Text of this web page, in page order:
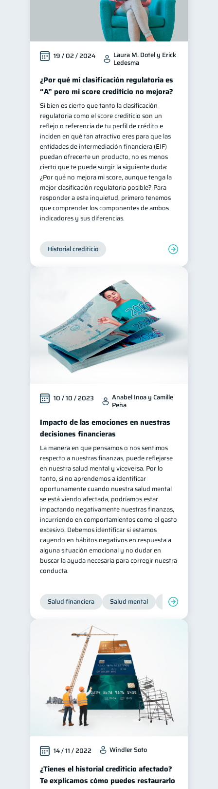
19 / 02 / 2024 Laura M. Dotel y Erick
Ledesma
¿Por qué mi clasificación regulatoria es
“A” pero mi score crediticio no mejora?
Si bien es cierto que tanto la clasificación
regulatoria como el score crediticio son un
reflejo o referencia de tu perfil de crédito e
inciden en qué tan atractivo eres para que las
entidades de intermediación financiera (EIF)
puedan ofrecerte un producto, no es menos
cierto que te puede surgir la siguiente duda:
¿Por qué no mejora mi score, aunque tenga la
mejor clasificación regulatoria posible? Para
responder a esta inquietud, primero tenemos
que comprender los componentes de ambos
indicadores y sus diferencias.
Historial crediticio
10 / 10 / 2023 Anabel Inoa y Camille
Peña
Impacto de las emociones en nuestras
decisiones financieras
La manera en que pensamos o nos sentimos
respecto a nuestras finanzas, puede reflejarse
en nuestra salud mental y viceversa. Por lo
tanto, si no aprendemos a identificar
oportunamente cuando nuestra salud mental
se está viendo afectada, podríamos estar
impactando negativamente nuestras finanzas,
incurriendo en comportamientos como el gasto
excesivo. Debemos identificar si estamos
cayendo en hábitos negativos en respuesta a
alguna situación emocional y no dudar en
buscar la ayuda necesaria para corregir nuestra
conducta.
Salud financiera Salud mental Inclusión
14 / 11 / 2022 Windler Soto
¿Tienes el historial crediticio afectado?
Te explicamos cómo puedes restaurarlo